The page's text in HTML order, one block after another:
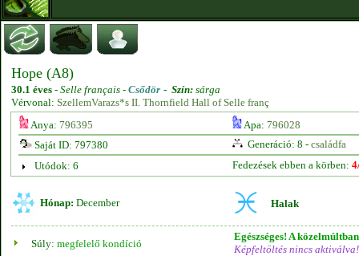
Hope (A8)
30.1 éves - Selle français - Csődör - Szín: sárga
Vérvonal: SzellemVarazs*s II. Thornfield Hall of Selle franç
Anya: 796395 Apa: 796028
Saját ID: 797380
Generáció: 8 - családfa
Utódok: 6
Fedezések ebben a körben:
Hónap: December Halak
Súly: megfelelő kondíció
Egészséges! A
Képfeltöltés nincs aktiválva!